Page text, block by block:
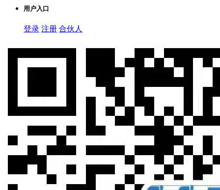
用户入口
登录 注册 合伙人